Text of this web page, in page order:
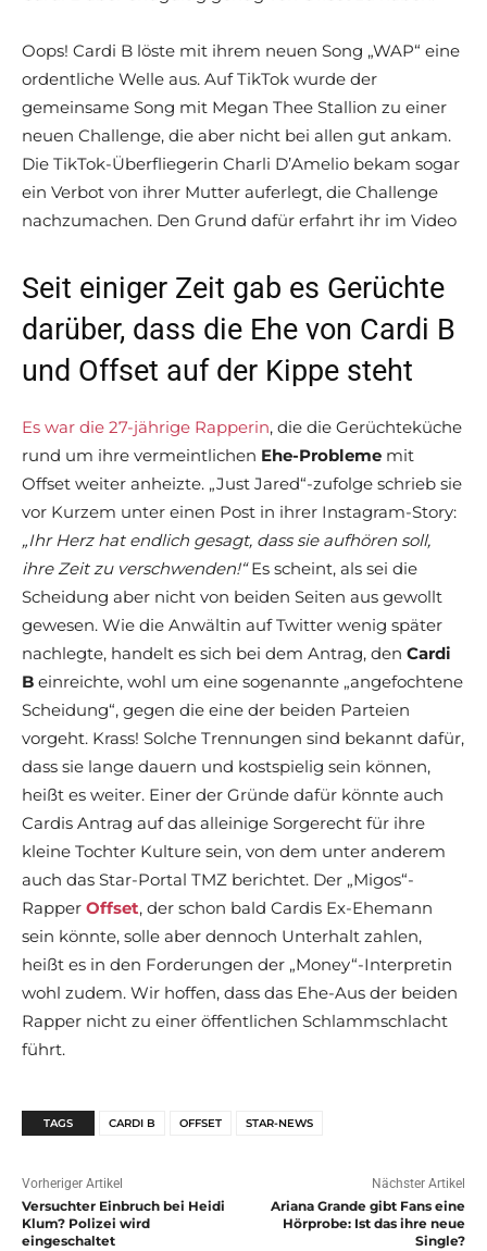
Oops! Cardi B löste mit ihrem neuen Song „WAP“ eine
ordentliche Welle aus. Auf TikTok wurde der
gemeinsame Song mit Megan Thee Stallion zu einer
neuen Challenge, die aber nicht bei allen gut ankam.
Die TikTok-Überfliegerin Charli D’Amelio bekam sogar
ein Verbot von ihrer Mutter auferlegt, die Challenge
nachzumachen. Den Grund dafür erfahrt ihr im Video
Seit einiger Zeit gab es Gerüchte
darüber, dass die Ehe von Cardi B
und Offset auf der Kippe steht
Es war die 27-jährige Rapperin, die die Gerüchteküche
rund um ihre vermeintlichen Ehe-Probleme mit
Offset weiter anheizte. „Just Jared“-zufolge schrieb sie
vor Kurzem unter einen Post in ihrer Instagram-Story:
„Ihr Herz hat endlich gesagt, dass sie aufhören soll,
ihre Zeit zu verschwenden!“Es scheint, als sei die
Scheidung aber nicht von beiden Seiten aus gewollt
gewesen. Wie die Anwältin auf Twitter wenig später
nachlegte, handelt es sich bei dem Antrag, den Cardi
B einreichte, wohl um eine sogenannte „angefochtene
Scheidung“, gegen die eine der beiden Parteien
vorgeht. Krass! Solche Trennungen sind bekannt dafür,
dass sie lange dauern und kostspielig sein können,
heißt es weiter. Einer der Gründe dafür könnte auch
Cardis Antrag auf das alleinige Sorgerecht für ihre
kleine Tochter Kulture sein, von dem unter anderem
auch das Star-Portal TMZ berichtet. Der „Migos“-
Rapper Offset, der schon bald Cardis Ex-Ehemann
sein könnte, solle aber dennoch Unterhalt zahlen,
heißt es in den Forderungen der „Money“-Interpretin
wohl zudem. Wir hoffen, dass das Ehe-Aus der beiden
Rapper nicht zu einer öffentlichen Schlammschlacht
führt.
TAGS CARDI B OFFSET STAR-NEWS
Vorheriger Artikel
Versuchter Einbruch bei Heidi
Klum? Polizei wird
eingeschaltet
Nächster Artikel
Ariana Grande gibt Fans eine
Hörprobe: Ist das ihre neue
Single?